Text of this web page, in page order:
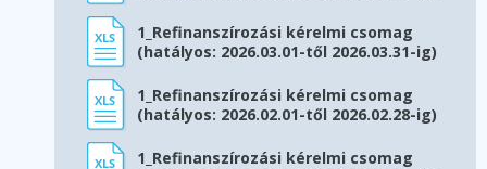
1_Refinanszírozási kérelmi csomag
(hatályos: 2026.03.01-től 2026.03.31-ig)
1_Refinanszírozási kérelmi csomag
(hatályos: 2026.02.01-től 2026.02.28-ig)
1_Refinanszírozási kérelmi csomag